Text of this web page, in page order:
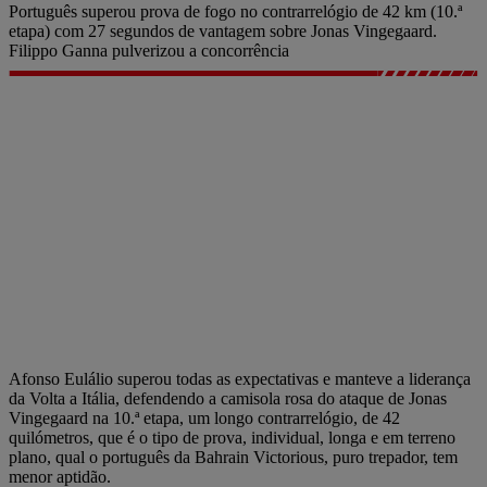
Português superou prova de fogo no contrarrelógio de 42 km (10.ª
etapa) com 27 segundos de vantagem sobre Jonas Vingegaard.
Filippo Ganna pulverizou a concorrência
Afonso Eulálio superou todas as expectativas e manteve a liderança
da Volta a Itália, defendendo a camisola rosa do ataque de Jonas
Vingegaard na 10.ª etapa, um longo contrarrelógio, de 42
quilómetros, que é o tipo de prova, individual, longa e em terreno
plano, qual o português da Bahrain Victorious, puro trepador, tem
menor aptidão.